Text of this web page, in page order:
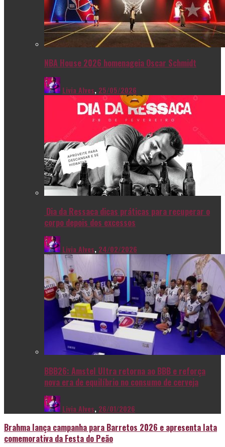
NBA House 2026 homenageia Oscar Schmidt
Livia Alves, 25/05/2026
Dia da Ressaca dicas práticas para recuperar o
corpo depois dos excessos
Livia Alves, 24/02/2026
BBB26: Amstel Ultra retorna ao BBB e reforça
nova era de equilíbrio no consumo de cerveja
Livia Alves, 26/01/2026
Brahma lança campanha para Barretos 2026 e apresenta lata
comemorativa da Festa do Peão